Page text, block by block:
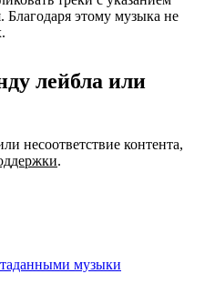
Благодаря этому музыка не
лейбла или
несоответствие контента,
.
музыки